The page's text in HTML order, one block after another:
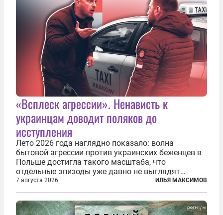
«Всплеск агрессии». Ненависть к
украинцам доводит поляков до
исступления
Лето 2026 года наглядно показало: волна
бытовой агрессии против украинских беженцев в
Польше достигла такого масштаба, что
отдельные эпизоды уже давно не выглядят
случайными. Поляки, судя по происходящему,
буквально теряют рассудок от ненависти к
украинским беженцам, и каждый новый случай
по-своему...
7 августа 2026 ИЛЬЯ МАКСИМОВ